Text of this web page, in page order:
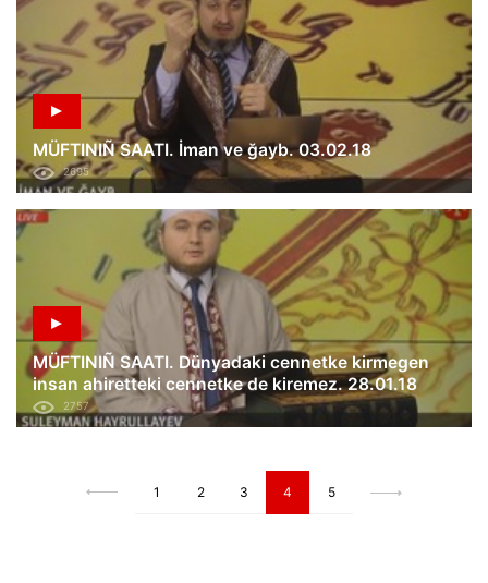
MÜFTINIÑ SAATI. İman ve ğayb. 03.02.18
2695
MÜFTINIÑ SAATI. Dünyadaki cennetke kirmegen
insan ahiretteki cennetke de kiremez. 28.01.18
2757
1 2 3 4 5